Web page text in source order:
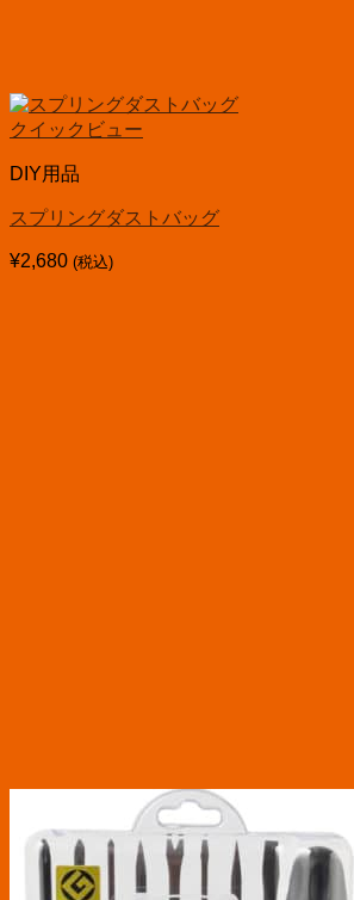
クイックビュー
DIY用品
スプリングダストバッグ
¥2,680 (税込)